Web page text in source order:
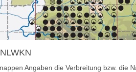
Angaben die Verbreitung bzw. die